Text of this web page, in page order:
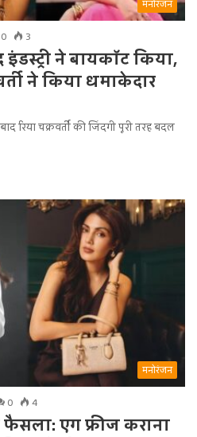
मनोरंजन
0 3
ने बायकॉट किया,
ने किया धमाकेदार
रिया चक्रवर्ती की जिंदगी पूरी तरह बदल
मनोरंजन
0 4
फैसला: एग फ्रीज कराना